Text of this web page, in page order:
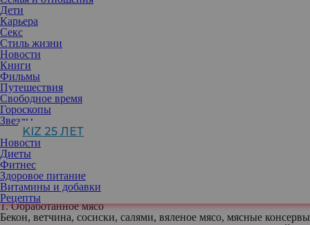
Дети
Карьера
Секс
Стиль жизни
Новости
Книги
Фильмы
Путешествия
Свободное время
Гороскопы
Звезды
KIZ 25 ЛЕТ
Новости
Диеты
Фитнес
Здоровое питание
Витамины и добавки
Рецепты
В жару крайне необходимо следить за тем, чтобы организм
получал достаточное количество жидкости. Для этого стоит
пересмотреть свой рацион.
Когда погода за окном бьет все температурные рекорды,
необходимо особенно внимательно отнестись к своему
здоровью. В жару не стоит забывать о нескольких вещах: о
солнцезащитном креме, головном уборе и поддержании
оптимального баланса воды в организме. Если с двумя первыми
правилами многие хорошо знакомы, то о третьем часто
забывают: по данным свежего опроса, около 47% взрослых не
выпивают нужного количества воды в день.
Из-за этого возникает серьезная угроза для здоровья человека:
повышается риск развития хронических заболеваний, проблем с
сердечно-сосудистой системой и почками, а также сокращается
продолжительность жизни.
1. Обработанное мясо
Бекон, ветчина, сосиски, салями, вяленое мясо, мясные консервы